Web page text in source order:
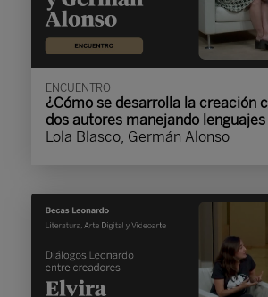
ENCUENTRO
¿Cómo se desarrolla la creación
dos autores manejando
Lola Blasco, Germán Alonso